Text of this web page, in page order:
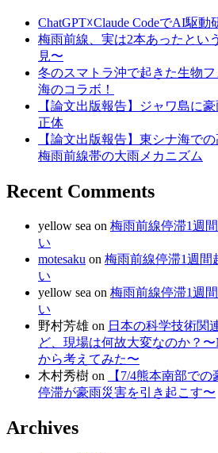
ChatGPT☓Claude CodeでAI駆
梅雨前線、実は2本あったとい
見〜
冬のスマトラ沖で起きた生物
海のコラボ！
【論文出版報告】ジャワ島に
正体
【論文出版報告】東シナ海で
梅雨前線帯の大雨メカニズム
Recent Comments
yellow sea on 梅雨前線停滞1週
い
motesaku on 梅雨前線停滞1週間
い
yellow sea on 梅雨前線停滞1週
い
野村芳雄 on 日本の科学技術関
ど、現場は何故大変なのか？
から考えてみた〜
木村秀樹 on
【7/4熊本南部で
停滞が豪雨災害を引き起こす〜
Archives